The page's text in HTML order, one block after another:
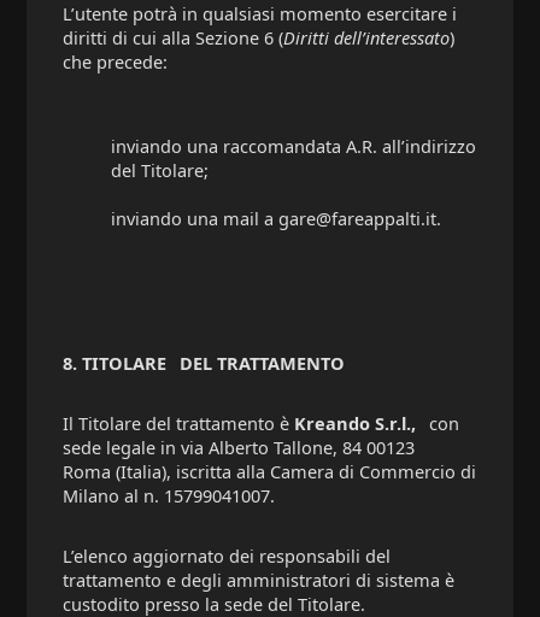
L’utente potrà in qualsiasi momento esercitare i
diritti di cui alla Sezione 6 (Diritti dell’interessato)
che precede:
inviando una raccomandata A.R. all’indirizzo
del Titolare;
inviando una mail a gare@fareappalti.it.
8. TITOLARE DEL TRATTAMENTO
Il Titolare del trattamento è Kreando S.r.l., con
sede legale in via Alberto Tallone, 84 00123
Roma (Italia), iscritta alla Camera di Commercio di
Milano al n. 15799041007.
L’elenco aggiornato dei responsabili del
trattamento e degli amministratori di sistema è
custodito presso la sede del Titolare.